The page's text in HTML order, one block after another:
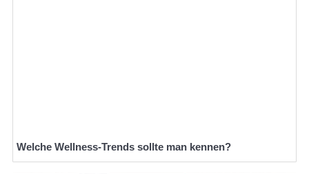
Welche Wellness-Trends sollte man kennen?